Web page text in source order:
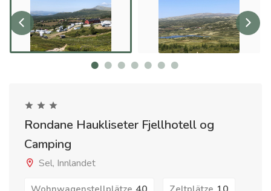
Rondane Haukliseter Fjellhotell og
Camping
Sel, Innlandet